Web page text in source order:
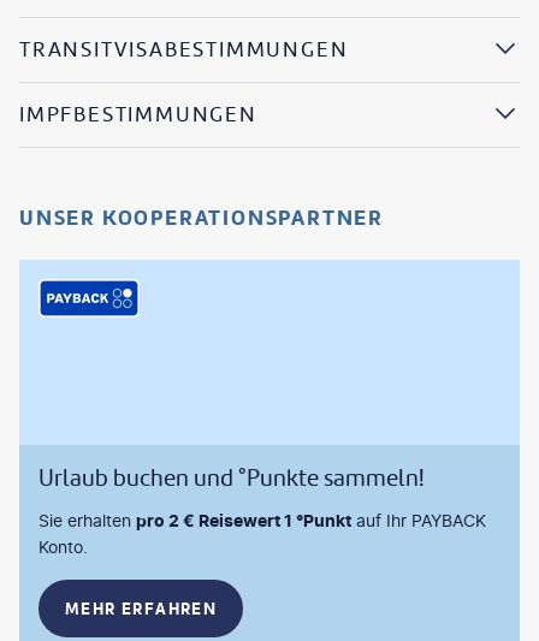
TRANSITVISABESTIMMUNGEN
IMPFBESTIMMUNGEN
UNSER KOOPERATIONSPARTNER
Urlaub buchen und °Punkte sammeln!
Sie erhalten pro 2 € Reisewert 1 °Punkt auf Ihr PAYBACK
Konto.
MEHR ERFAHREN